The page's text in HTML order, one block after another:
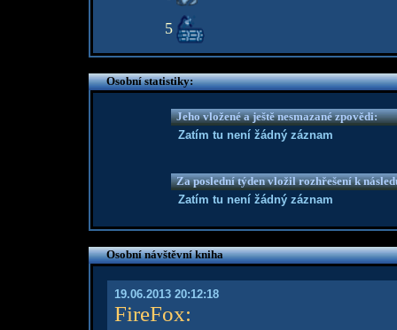
5
Osobní statistiky:
Jeho vložené a ještě nesmazané zpovědi:
Zatím tu není žádný záznam
Za poslední týden vložil rozhřešení k
Zatím tu není žádný záznam
Osobní návštěvní kniha
19.06.2013 20:12:18
FireFox: